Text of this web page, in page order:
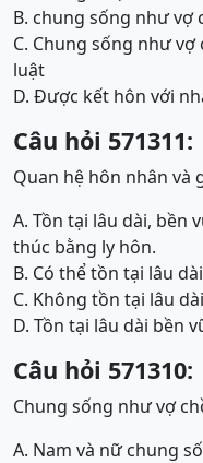
B. chung sống như
C. Chung sống như
luật
D. Được kết hôn với
Câu hỏi 571311:
Quan hệ hôn nhân và
A. Tồn tại lâu dài, bền
thúc bằng ly hôn.
B. Có thể tồn tại lâu
C. Không tồn tại lâu
D. Tồn tại lâu dài bền
Câu hỏi 571310:
Chung sống như vợ
A. Nam và nữ chung